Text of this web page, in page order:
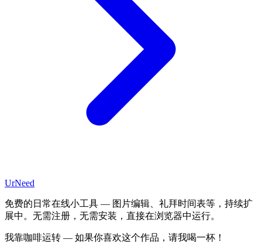
UrNeed
免费的日常在线小工具 — 图片编辑、礼拜时间表等，持续扩
展中。无需注册，无需安装，直接在浏览器中运行。
我靠咖啡运转 — 如果你喜欢这个作品，请我喝一杯！